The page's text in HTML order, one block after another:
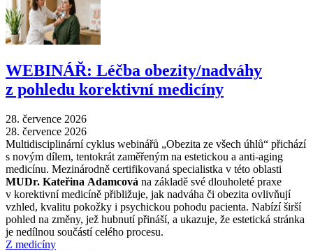
WEBINÁŘ: Léčba obezity/nadváhy
z pohledu korektivní medicíny
28. července 2026
28. července 2026
Multidisciplinární cyklus webinářů „Obezita ze všech úhlů“ přichází
s novým dílem, tentokrát zaměřeným na estetickou a anti-aging
medicínu. Mezinárodně certifikovaná specialistka v této oblasti
MUDr. Kateřina Adamcová na základě své dlouholeté praxe
v korektivní medicíně přibližuje, jak nadváha či obezita ovlivňují
vzhled, kvalitu pokožky i psychickou pohodu pacienta. Nabízí širší
pohled na změny, jež hubnutí přináší, a ukazuje, že estetická stránka
je nedílnou součástí celého procesu.
Z medicíny